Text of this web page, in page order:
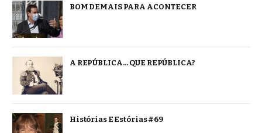
BOM DEMAIS PARA ACONTECER
A REPÚBLICA… QUE REPÚBLICA?
Histórias E Estórias #69